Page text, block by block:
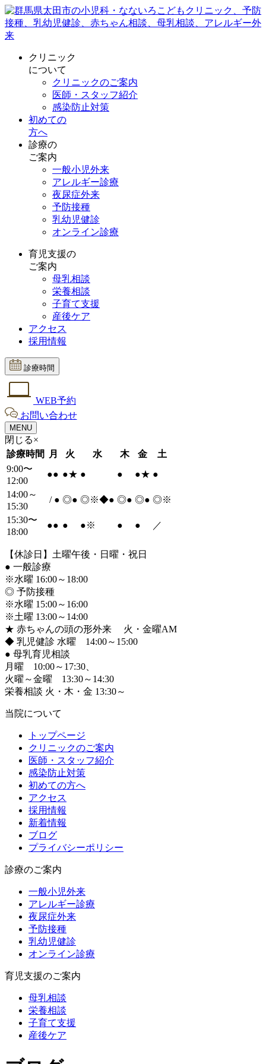
クリニック
について
クリニックのご案内
医師・スタッフ紹介
感染防止対策
初めての
方へ
診療の
ご案内
一般小児外来
アレルギー診療
夜尿症外来
予防接種
乳幼児健診
オンライン診療
育児支援の
ご案内
母乳相談
栄養相談
子育て支援
産後ケア
アクセス
採用情報
診療時間
WEB予約
お問い合わせ
MENU
閉じる×
診療時間
月 火 水 木 金
土
9:00〜
12:00
●● ●★ ● ● ●★ ●
14:00～
15:30
/ ● ◎● ◎※◆● ◎● ◎● ◎※
15:30〜
18:00
●● ● ●※ ● ● ／
【休診日】土曜午後・日曜・祝日
● 一般診療
※水曜 16:00～18:00
◎ 予防接種
※水曜 15:00～16:00
※土曜 13:00～14:00
★ 赤ちゃんの頭の形外来 火・金曜AM
◆ 乳児健診 水曜 14:00～15:00
● 母乳育児相談
月曜 10:00～17:30、
火曜～金曜 13:30～14:30
栄養相談 火・木・金 13:30～
当院について
トップページ
クリニックのご案内
医師・スタッフ紹介
感染防止対策
初めての方へ
アクセス
採用情報
新着情報
ブログ
プライバシーポリシー
診療のご案内
一般小児外来
アレルギー診療
夜尿症外来
予防接種
乳幼児健診
オンライン診療
育児支援のご案内
母乳相談
栄養相談
子育て支援
産後ケア